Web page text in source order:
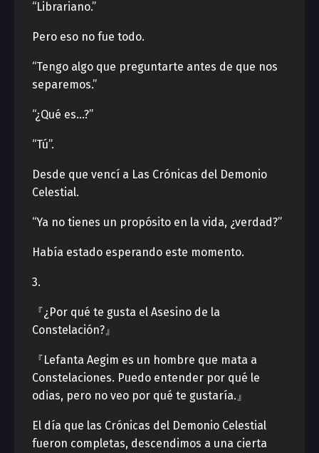
“Librariano.”
Pero eso no fue todo.
“Tengo algo que preguntarte antes de que nos
separemos.”
“¿Qué es…?”
“Tú”.
Desde que vencí a Las Crónicas del Demonio
Celestial.
“Ya no tienes un propósito en la vida, ¿verdad?”
Había estado esperando este momento.
3.
『¿Por qué te gusta el Asesino de la
Constelación?』
『Lefanta Aegim es un hombre que mata a
Constelaciones. Puedo entender por qué le
odias, pero no veo por qué te gustaría.』
El día que las Crónicas del Demonio Celestial
fueron completas, descendimos a una cierta